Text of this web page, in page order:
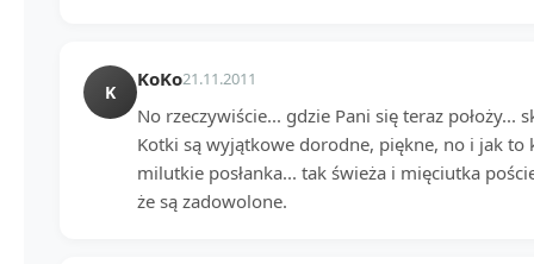
K
KoKo21.11.2011
No rzeczywiście... gdzie Pani się teraz położy...
Kotki są wyjątkowe dorodne, piękne, no i jak to
milutkie posłanka... tak świeża i mięciutka
że są zadowolone.